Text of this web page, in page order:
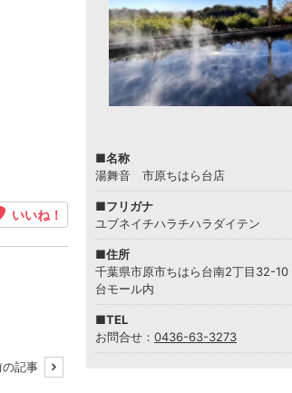
いいね！
の記事
■名称
湯舞音 市原ちはら台店
■フリガナ
ユブネイチハラチハラダイテン
■住所
千葉県市原市ちはら台南2丁目32-10
台モール内
■TEL
お問合せ： 0436-63-3273